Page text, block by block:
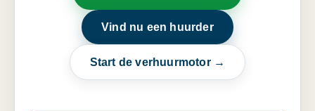
Vind nu een huurder
Start de verhuurmotor →